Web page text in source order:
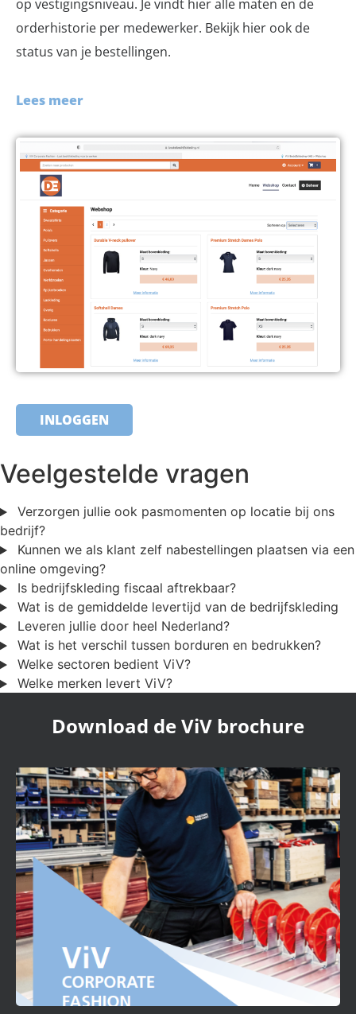
op vestigingsniveau. Je vindt hier alle maten en de
orderhistorie per medewerker. Bekijk hier ook de
status van je bestellingen.
Lees meer
INLOGGEN
Veelgestelde vragen
Verzorgen jullie ook pasmomenten op locatie bij ons
bedrijf?
Kunnen we als klant zelf nabestellingen plaatsen via een
online omgeving?
Is bedrijfskleding fiscaal aftrekbaar?
Wat is de gemiddelde levertijd van de bedrijfskleding
Leveren jullie door heel Nederland?
Wat is het verschil tussen borduren en bedrukken?
Welke sectoren bedient ViV?
Welke merken levert ViV?
Download de ViV brochure